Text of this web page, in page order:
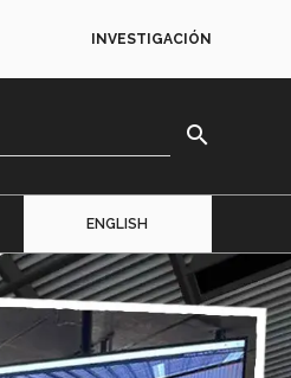
INVESTIGACIÓN
search
ENGLISH